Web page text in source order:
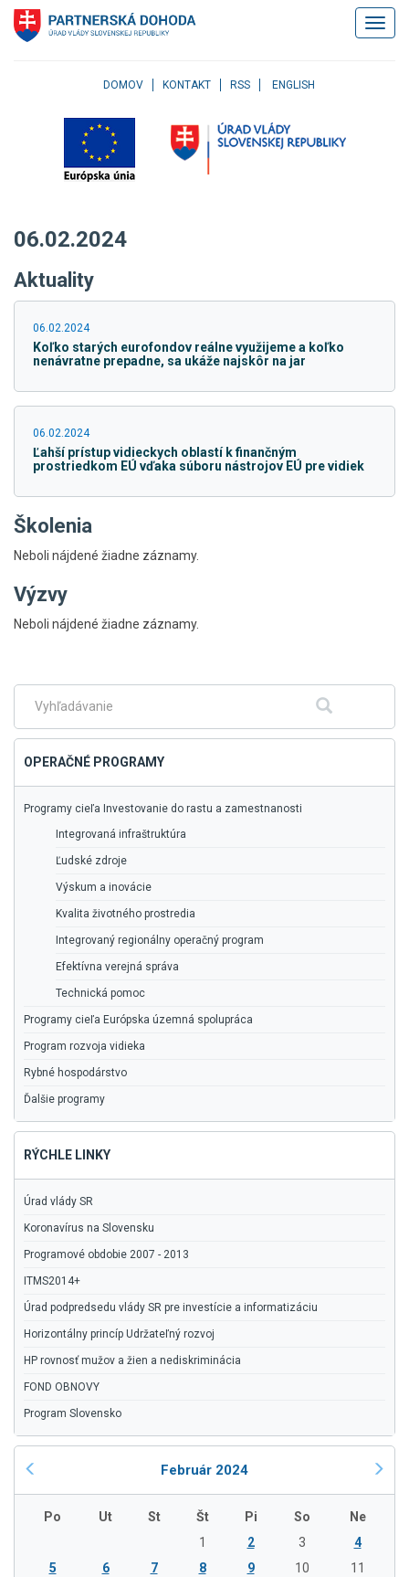
Klávesové
skratky
Skočiť
menu
na
Skočiť
stránky
DOMOV KONTAKT RSS ENGLISH
06.02.2024
Aktuality
06.02.2024
Koľko starých eurofondov reálne využijeme a koľko
nenávratne prepadne, sa ukáže najskôr na jar
06.02.2024
Ľahší prístup vidieckych oblastí k finančným
prostriedkom EÚ vďaka súboru nástrojov EÚ pre vidiek
Školenia
Neboli nájdené žiadne záznamy.
Výzvy
Neboli nájdené žiadne záznamy.
menu
Fulltextové
Hľadať
OPERAČNÉ PROGRAMY
Programy cieľa Investovanie do rastu a zamestnanosti
Integrovaná infraštruktúra
Ľudské zdroje
Výskum a inovácie
Kvalita životného prostredia
Integrovaný regionálny operačný program
Efektívna verejná správa
Technická pomoc
Programy cieľa Európska územná spolupráca
Program rozvoja vidieka
Rybné hospodárstvo
Ďalšie programy
RÝCHLE LINKY
Úrad vlády SR
Koronavírus na Slovensku
Programové obdobie 2007 - 2013
ITMS2014+
Úrad podpredsedu vlády SR pre investície a informatizáciu
Horizontálny princíp Udržateľný rozvoj
HP rovnosť mužov a žien a nediskriminácia
FOND OBNOVY
Program Slovensko
Február 2024
Po Ut St Št Pi So
Ne
1
2 3
4
5
6 7 8 9 10
11